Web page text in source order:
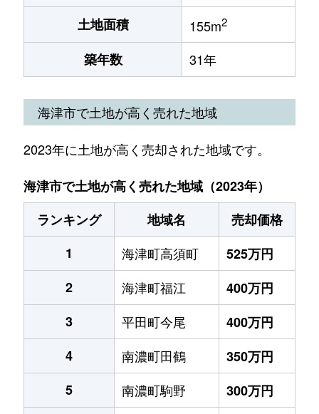
土地面積 155m2
築年数 31年
海津市で土地が高く売れた地域
2023年に土地が高く売却された地域です。
海津市で土地が高く売れた地域（2023年）
ランキング
地域名
売却価格
1
海津町高須町
525万円
2
海津町福江
400万円
3
平田町今尾
400万円
4
南濃町田鶴
350万円
5
南濃町駒野
300万円